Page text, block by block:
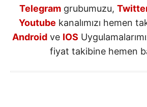
Telegramgrubumuzu,
Youtube kanalımızı hemen
Androidve IOS
fiyat takibine hemen